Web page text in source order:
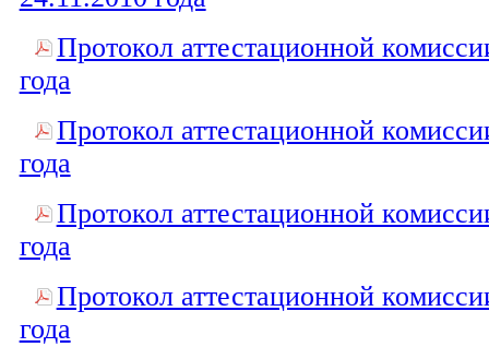
Протокол аттестационной
года
Протокол аттестационной
года
Протокол аттестационной
года
Протокол аттестационной
года